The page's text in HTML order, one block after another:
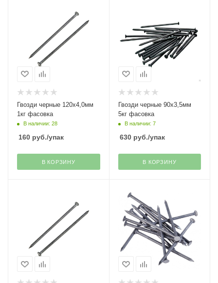
Гвозди черные 120х4,0мм
1кг фасовка
В наличии: 28
160 руб./упак
В КОРЗИНУ
Гвозди черные 90х3,5мм
5кг фасовка
В наличии: 7
630руб./упак
В КОРЗИНУ